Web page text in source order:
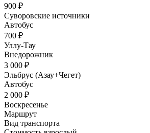
900 ₽
Суворовские источники
Автобус
700 ₽
Уллу-Тау
Внедорожник
3 000 ₽
Эльбрус (Азау+Чегет)
Автобус
2 000 ₽
Воскресенье
Маршрут
Вид транспорта